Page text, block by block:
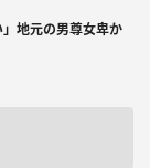
」地元の男尊女卑か